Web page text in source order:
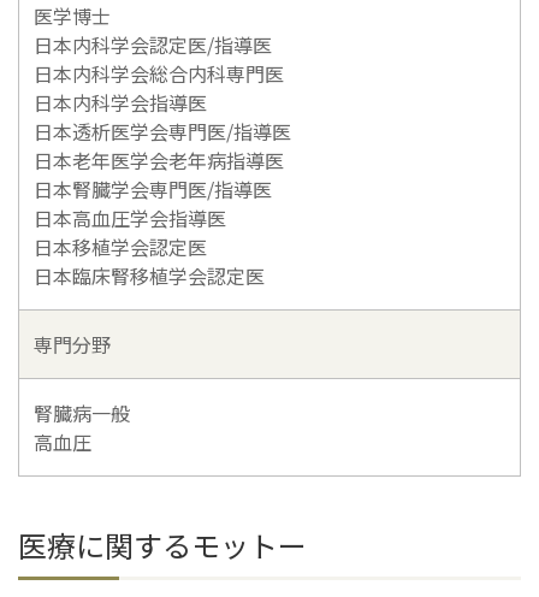
医学博士
日本内科学会認定医/指導医
日本内科学会総合内科専門医
日本内科学会指導医
日本透析医学会専門医/指導医
日本老年医学会老年病指導医
日本腎臓学会専門医/指導医
日本高血圧学会指導医
日本移植学会認定医
日本臨床腎移植学会認定医
専門分野
腎臓病一般
高血圧
医療に関するモットー